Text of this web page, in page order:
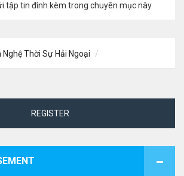
tập tin đính kèm trong chuyên mục này.
Thời Sự Hải Ngoại
REGISTER